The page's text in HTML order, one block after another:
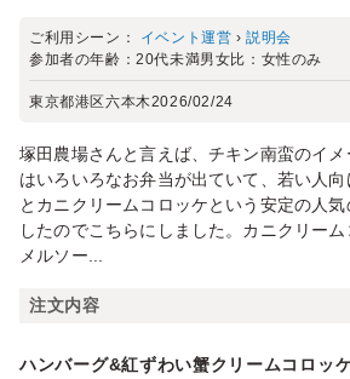
ご利用シーン： イベント運営 ›説明会
参加者の年齢：20代未満男女比： 女性のみ
東京都港区六本木2026/02/24
塚田農場さんと言えば、チキン南蛮のイ
はいろいろなお弁当が出ていて、若い人
とカニクリームコロッケという安定の人
したのでこちらにしました。カニクリー
メルソー...
注文内容
ハンバーグ&紅ずわい蟹クリームコロッ